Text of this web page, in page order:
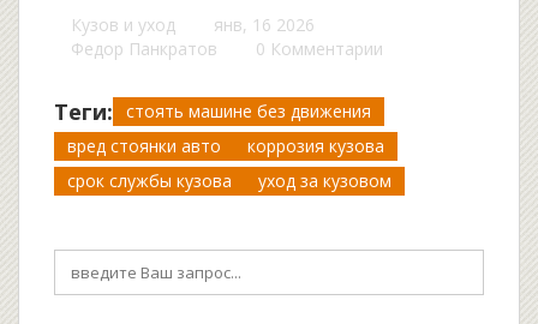
Кузов и уход
янв, 16 2026
Федор Панкратов
0 Комментарии
Теги:
стоять машине без движения
вред стоянки авто
коррозия кузова
срок службы кузова
уход за кузовом